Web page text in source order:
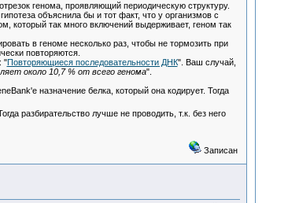
генома, проявляющий периодическую структуру.
объяснила бы и тот факт, что у организмов с
который так много включений выдерживает, геном так
в геноме несколько раз, чтобы не тормозить при
повторяются.
"Повторяющиеся последовательности ДНК". Ваш случай,
около 10,7 % от всего генома".
назначение белка, который она кодирует. Тогда
разбирательство лучше не проводить, т.к. без него
Записан